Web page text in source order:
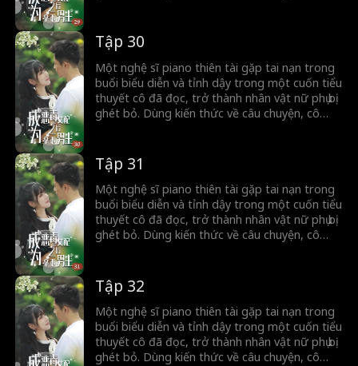
cách đối mặt với người đàn ông lừa dối và
giành được sự ủng hộ của một nhân vật nam
quan trọng, thay đổi con đường đời ban đầu
của mình.
Tập 30
Một nghệ sĩ piano thiên tài gặp tai nạn trong
buổi biểu diễn và tỉnh dậy trong một cuốn tiểu
thuyết cô đã đọc, trở thành nhân vật nữ phụ bị
ghét bỏ. Dùng kiến thức về câu chuyện, cô
cách đối mặt với người đàn ông lừa dối và
giành được sự ủng hộ của một nhân vật nam
quan trọng, thay đổi con đường đời ban đầu
của mình.
Tập 31
Một nghệ sĩ piano thiên tài gặp tai nạn trong
buổi biểu diễn và tỉnh dậy trong một cuốn tiểu
thuyết cô đã đọc, trở thành nhân vật nữ phụ bị
ghét bỏ. Dùng kiến thức về câu chuyện, cô
cách đối mặt với người đàn ông lừa dối và
giành được sự ủng hộ của một nhân vật nam
quan trọng, thay đổi con đường đời ban đầu
của mình.
Tập 32
Một nghệ sĩ piano thiên tài gặp tai nạn trong
buổi biểu diễn và tỉnh dậy trong một cuốn tiểu
thuyết cô đã đọc, trở thành nhân vật nữ phụ bị
ghét bỏ. Dùng kiến thức về câu chuyện, cô